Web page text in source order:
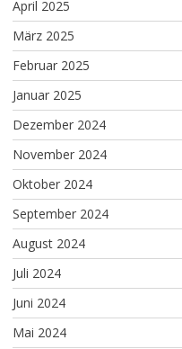
April 2025
März 2025
Februar 2025
Januar 2025
Dezember 2024
November 2024
Oktober 2024
September 2024
August 2024
Juli 2024
Juni 2024
Mai 2024